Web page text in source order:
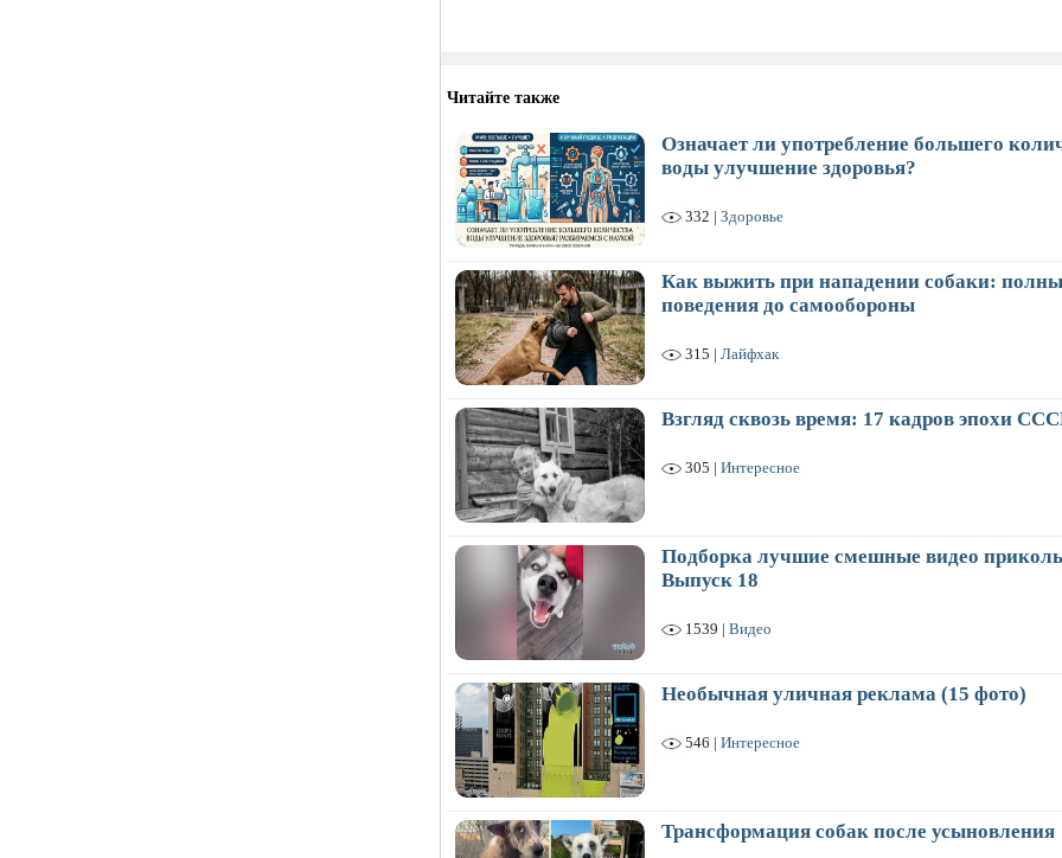
Читайте также
Означает ли употребление большего
воды улучшение здоровья?
332 | Здоровье
Как выжить при нападении собаки:
поведения до самообороны
315 | Лайфхак
Взгляд сквозь время: 17 кадров эпохи
305 | Интересное
Подборка лучшие смешные видео
Выпуск 18
1539 | Видео
Необычная уличная реклама (15 фото)
546 | Интересное
Трансформация собак после усыновления